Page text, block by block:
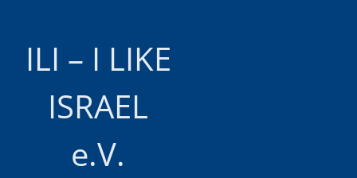
ILI – I LIKE
ISRAEL
e.V.